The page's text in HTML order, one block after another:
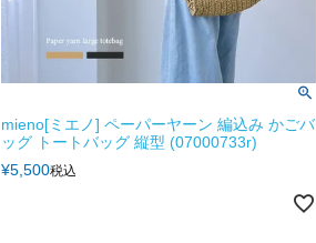
mieno[ミエノ] ペーパーヤーン 編込み かごバ
ッグ トートバッグ 縦型 (07000733r)
¥5,500税込